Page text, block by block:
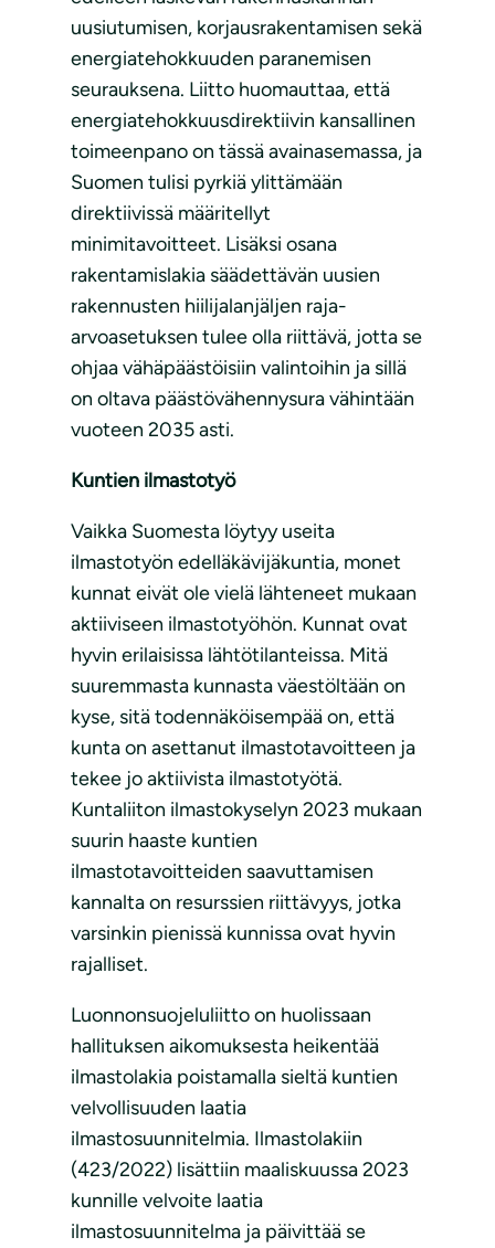
uusiutumisen, korjausrakentamisen sekä
energiatehokkuuden paranemisen
seurauksena. Liitto huomauttaa, että
energiatehokkuusdirektiivin kansallinen
toimeenpano on tässä avainasemassa, ja
Suomen tulisi pyrkiä ylittämään
direktiivissä määritellyt
minimitavoitteet. Lisäksi osana
rakentamislakia säädettävän uusien
rakennusten hiilijalanjäljen raja-
arvoasetuksen tulee olla riittävä, jotta se
ohjaa vähäpäästöisiin valintoihin ja sillä
on oltava päästövähennysura vähintään
vuoteen 2035 asti.
Kuntien ilmastotyö
Vaikka Suomesta löytyy useita
ilmastotyön edelläkävijäkuntia, monet
kunnat eivät ole vielä lähteneet mukaan
aktiiviseen ilmastotyöhön. Kunnat ovat
hyvin erilaisissa lähtötilanteissa. Mitä
suuremmasta kunnasta väestöltään on
kyse, sitä todennäköisempää on, että
kunta on asettanut ilmastotavoitteen ja
tekee jo aktiivista ilmastotyötä.
Kuntaliiton ilmastokyselyn 2023 mukaan
suurin haaste kuntien
ilmastotavoitteiden saavuttamisen
kannalta on resurssien riittävyys, jotka
varsinkin pienissä kunnissa ovat hyvin
rajalliset.
Luonnonsuojeluliitto on huolissaan
hallituksen aikomuksesta heikentää
ilmastolakia poistamalla sieltä kuntien
velvollisuuden laatia
ilmastosuunnitelmia. Ilmastolakiin
(423/2022) lisättiin maaliskuussa 2023
kunnille velvoite laatia
ilmastosuunnitelma ja päivittää se